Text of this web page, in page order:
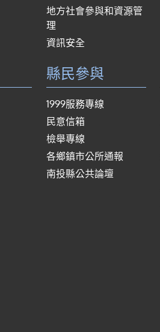
地方社會參與和資源管
理
資訊安全
縣民參與
1999服務專線
民意信箱
檢舉專線
各鄉鎮市公所通報
南投縣公共論壇